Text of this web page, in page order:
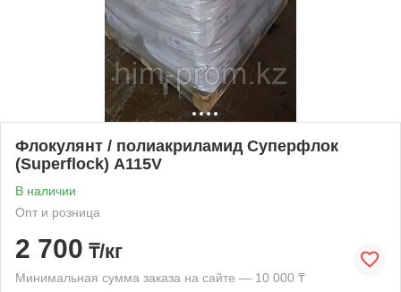
Флокулянт / полиакриламид Суперфлок
(Superflock) A115V
В наличии
Опт и розница
2 700 ₸/кг
Минимальная сумма заказа на сайте — 10 000 ₸